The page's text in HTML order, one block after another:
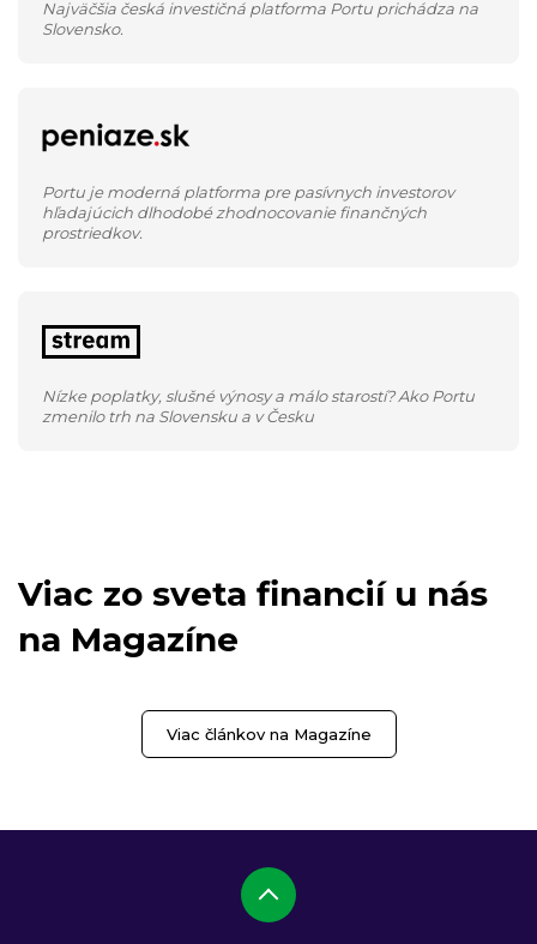
Najväčšia česká investičná platforma Portu prichádza na
Slovensko.
Portu je moderná platforma pre pasívnych investorov
hľadajúcich dlhodobé zhodnocovanie finančných
prostriedkov.
Nízke poplatky, slušné výnosy a málo starostí? Ako Portu
zmenilo trh na Slovensku a v Česku
Viac zo sveta financií u nás
na Magazíne
Viac článkov na Magazíne